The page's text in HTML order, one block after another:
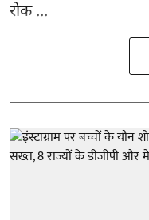
रोक ...